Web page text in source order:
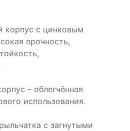
корпус с цинковым
прочность,
– облегчённая
использования.
с загнутыми